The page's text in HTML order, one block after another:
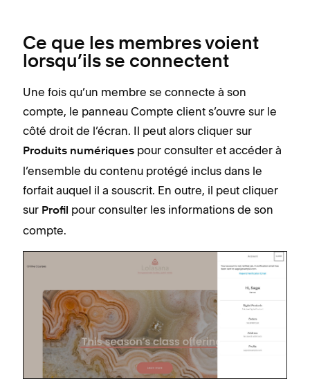
Ce que les membres voient
lorsqu’ils se connectent
Une fois qu’un membre se connecte à son
compte, le panneau Compte client s’ouvre sur le
côté droit de l’écran. Il peut alors cliquer sur
Produits numériques pour consulter et accéder à
l’ensemble du contenu protégé inclus dans le
forfait auquel il a souscrit. En outre, il peut cliquer
sur Profil pour consulter les informations de son
compte.